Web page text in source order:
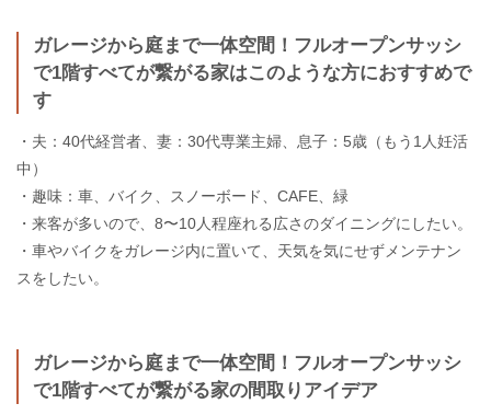
ガレージから庭まで一体空間！フルオープンサッシ
で1階すべてが繋がる家はこのような方におすすめで
す
・夫：40代経営者、妻：30代専業主婦、息子：5歳（もう1人妊活
中）
・趣味：車、バイク、スノーボード、CAFE、緑
・来客が多いので、8〜10人程座れる広さのダイニングにしたい。
・車やバイクをガレージ内に置いて、天気を気にせずメンテナン
スをしたい。
ガレージから庭まで一体空間！フルオープンサッシ
で1階すべてが繋がる家の間取りアイデア